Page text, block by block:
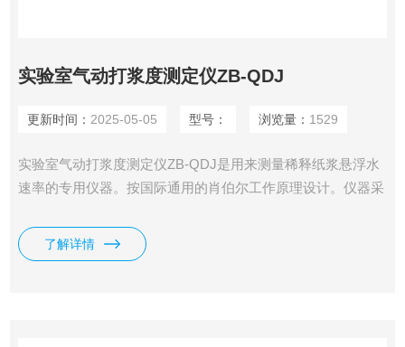
实验室气动打浆度测定仪ZB-QDJ
更新时间： 2025-05-05 型号： 浏览量： 1529
实验室气动打浆度测定仪ZB-QDJ是用来测量稀释纸浆悬浮水
速率的专用仪器。按国际通用的肖伯尔工作原理设计。仪器采
因此仪器的操作非常简单。仪器采用弹簧预紧机构，使密封锤
体的橡胶密封圈同滤水筒的底部紧密结合，增加了密封锤体的
了解详情